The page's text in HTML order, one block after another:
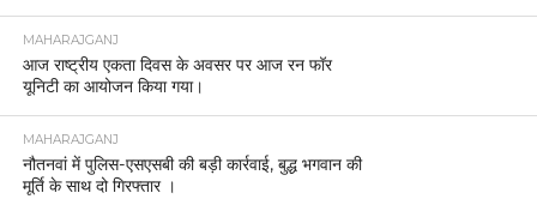
MAHARAJGANJ
आज राष्ट्रीय एकता दिवस के अवसर पर आज रन फॉर
यूनिटी का आयोजन किया गया।
MAHARAJGANJ
नौतनवां में पुलिस-एसएसबी की बड़ी कार्रवाई, बुद्ध भगवान की
मूर्ति के साथ दो गिरफ्तार ।